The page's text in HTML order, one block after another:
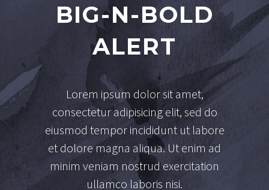
BIG-N-BOLD
ALERT
Lorem ipsum dolor sit amet,
consectetur adipisicing elit, sed do
eiusmod tempor incididunt ut labore
et dolore magna aliqua. Ut enim ad
minim veniam nostrud exercitation
ullamco laboris nisi.